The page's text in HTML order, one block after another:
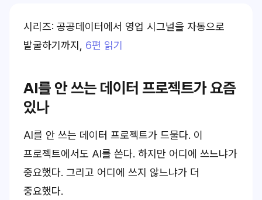
시리즈: 공공데이터에서 영업 시그널을 자동으로
발굴하기까지
6편 읽기
AI를 안 쓰는 데이터 프로젝트가 요즘
있나
AI를 안 쓰는 데이터 프로젝트가 드물다. 이
프로젝트에서도 AI를 쓴다. 하지만 어디에 쓰느냐가
중요했다. 그리고 어디에 쓰지 않느냐가 더
중요했다.